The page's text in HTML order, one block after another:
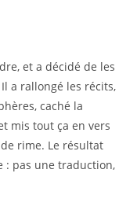
et a décidé de les
a rallongé les récits,
caché la
mis tout ça en vers
rime. Le résultat
pas une traduction,